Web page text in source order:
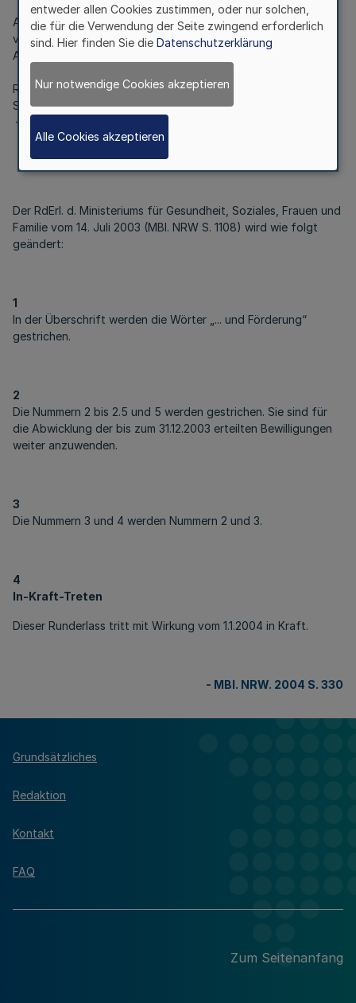
Anerkennung und Förderung
von Lehranstalten für pharmazeutisch-technische
Assistentinnen und Assistenten
RdErl. d. Ministeriums für Gesundheit,
Soziales, Frauen und Familie v. 21.1.2004
– III 7 – 0432.5.1 -
Der RdErl. d. Ministeriums für Gesundheit, Soziales, Frauen und
Familie vom 14. Juli 2003 (MBl. NRW S. 1108) wird wie folgt
geändert:
1
In der Überschrift werden die Wörter „... und Förderung“
gestrichen.
2
Die Nummern 2 bis 2.5 und 5 werden gestrichen. Sie sind für
die Abwicklung der bis zum 31.12.2003 erteilten Bewilligungen
weiter anzuwenden.
3
Die Nummern 3 und 4 werden Nummern 2 und 3.
4
In-Kraft-Treten
Dieser Runderlass tritt mit Wirkung vom 1.1.2004 in Kraft.
- MBl. NRW. 2004 S. 330
Grundsätzliches
Redaktion
Kontakt
FAQ
Zum Seitenanfang
entweder allen Cookies zustimmen, oder nur solchen,
die für die Verwendung der Seite zwingend erforderlich
sind. Hier finden Sie die Datenschutzerklärung
Nur notwendige Cookies akzeptieren
Alle Cookies akzeptieren